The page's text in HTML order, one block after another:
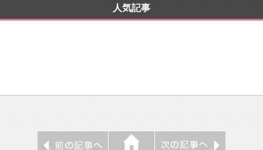
人気記事